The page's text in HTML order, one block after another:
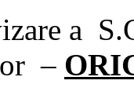
a
–